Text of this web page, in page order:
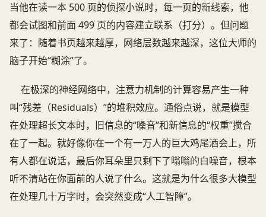
当他在读一本 500 页的侦探小说时，每一页的新线索，他
都会试图和前面 499 页的内容建立联系（打分）。但问题
来了：随着书页越来越厚，网络层数越来越深，这位大师的
脑子开始“糊涂”了。
在极深的神经网络中，注意力机制的计算容易产生一种
叫“残差（Residuals）”的堆积效应。通俗点说，就是模型
在处理超长文本时，旧信息的“噪音”和新信息的“权重”搅合
在了一起。就好像你在一个有一万人的巨大鸡尾酒会上，所
有人都在说话，最后你耳朵里只剩下了嗡嗡的白噪音，根本
听不清站在你面前的人说了什么。这就是为什么很多大模型
在处理几十万字时，会突然变成“人工智障”。